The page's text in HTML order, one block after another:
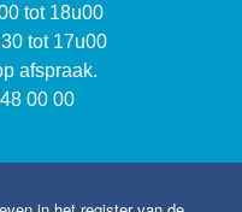
tot 18u00
tot 17u00
afspraak.
00 00